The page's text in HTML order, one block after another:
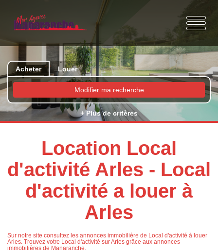
Acheter Louer
Modifier ma recherche
+ Plus de critères
Location Local
d'activité Arles - Local
d'activité a louer à
Arles
Sur notre site consultez les annonces immobilière de Local d'activité à louer
Arles. Trouvez votre Local d'activité sur Arles grâce aux annonces
immobilières de Manaranche.